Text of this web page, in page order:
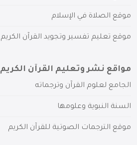
موقع الصلاة في الإسلام
موقع تعليم تفسير وتجويد القرآن الكريم
مواقع نشر وتعليم القرآن الكريم
الجامع لعلوم القرآن وترجماته
السنة النبوية وعلومها
موقع الترجمات الصوتية للقرآن الكريم